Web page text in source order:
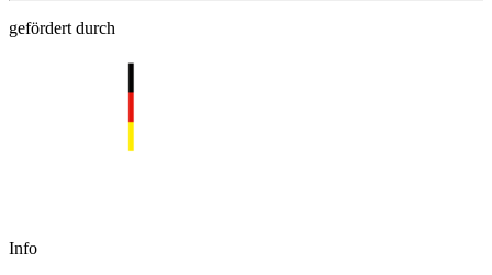
gefördert durch
Info